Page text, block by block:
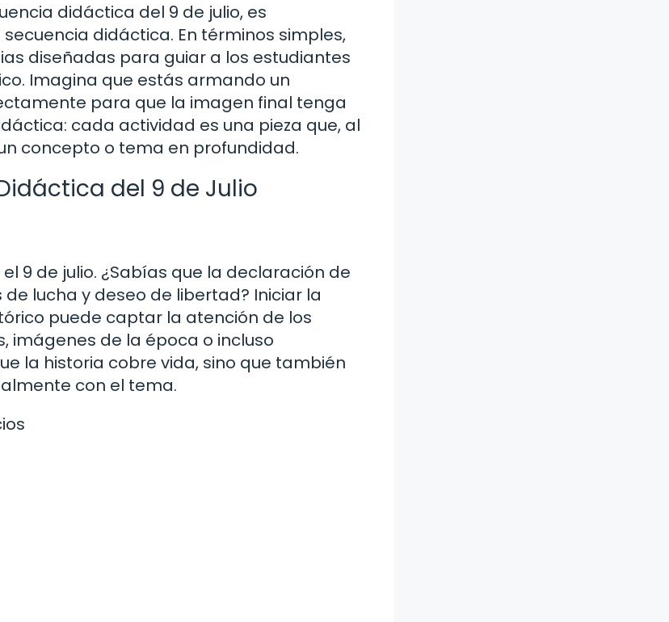
didáctica del 9 de julio, es
didáctica. En términos simples,
diseñadas para guiar a los estudiantes
Imagina que estás armando un
para que la imagen final tenga
cada actividad es una pieza que, al
concepto o tema en profundidad.
del 9 de Julio
9 de julio. ¿Sabías que la declaración de
lucha y deseo de libertad? Iniciar la
puede captar la atención de los
imágenes de la época o incluso
la historia cobre vida, sino que también
con el tema.